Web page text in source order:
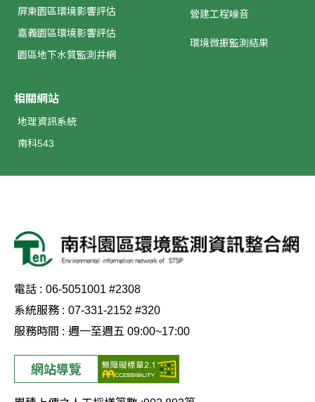
屏東園區環境影響評估
嘉義園區環境影響評估
園區地下水質監測井網
營建工程噪音
環境微振監測結果
相關網站
地理資訊系統
南科543
電話 : 06-5051001 #2308
系統服務 : 07-331-2152 #320
服務時間 : 週一至週五 09:00~17:00
網站導覽